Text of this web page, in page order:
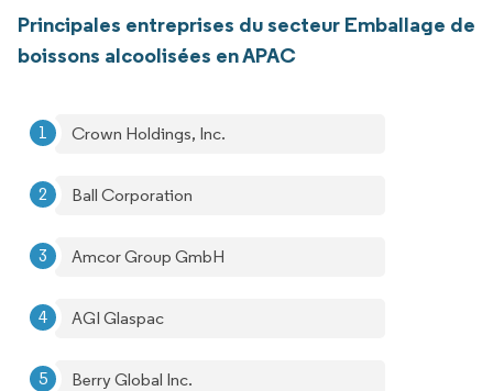
Principales entreprises du secteur Emballage de
boissons alcoolisées en APAC
Crown Holdings, Inc.
Ball Corporation
Amcor Group GmbH
AGI Glaspac
Berry Global Inc.